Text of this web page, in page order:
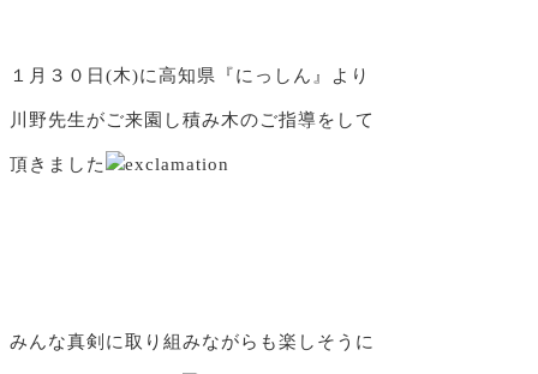
１月３０日(木)に高知県『にっしん』より
川野先生がご来園し積み木のご指導をして
頂きました
みんな真剣に取り組みながらも楽しそうに